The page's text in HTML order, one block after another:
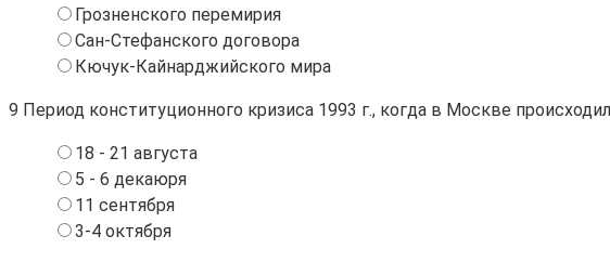
Грозненского перемирия
Сан-Стефанского договора
Кючук-Кайнарджийского мира
9 Период конституционного кризиса 1993 г., когда в Москве
18 - 21 августа
5 - 6 декаюря
11 сентября
3-4 октября